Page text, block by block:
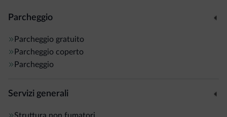
Parcheggio
Parcheggio gratuito
Parcheggio coperto
Parcheggio
Servizi generali